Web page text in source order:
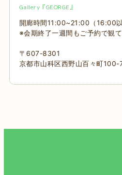
Gallery『GEORGE』
開廊時間11:00~21:00（16:00以
※会期終了一週間もご予約で観
〒607-8301
京都市山科区西野山百々町100-